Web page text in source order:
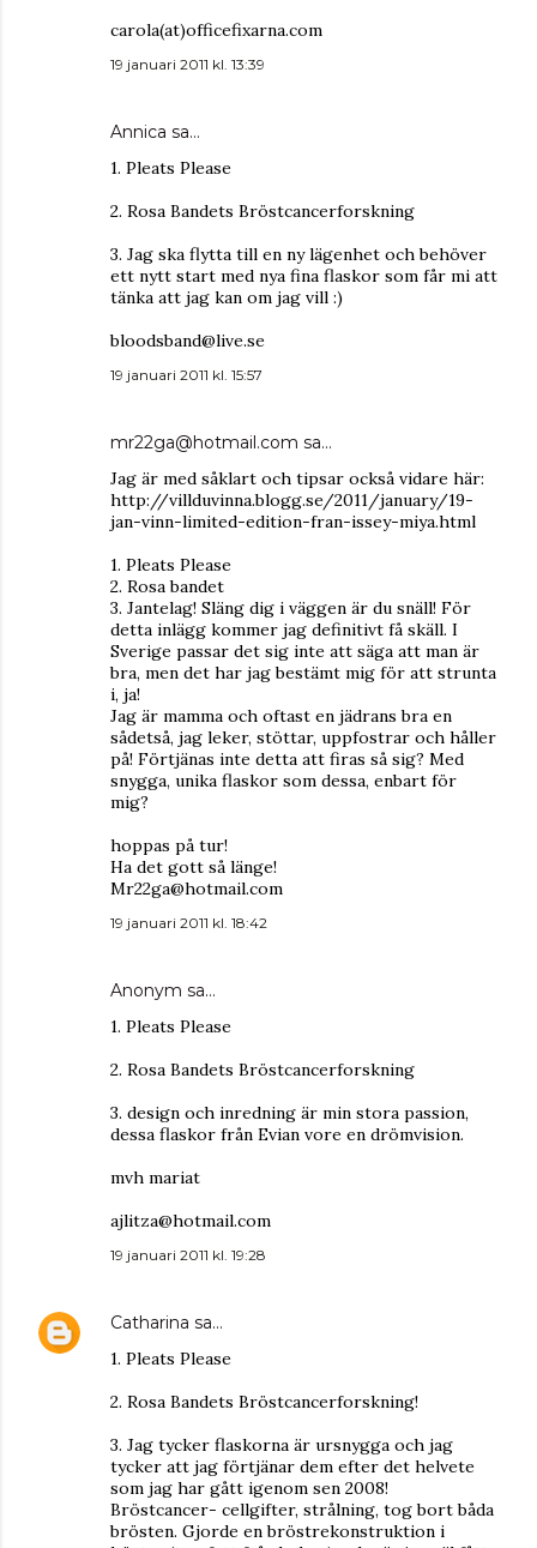
carola(at)officefixarna.com
19 januari 2011 kl. 13:39
Annica sa…
1. Pleats Please
2. Rosa Bandets Bröstcancerforskning
3. Jag ska flytta till en ny lägenhet och behöver
ett nytt start med nya fina flaskor som får mi att
tänka att jag kan om jag vill :)
bloodsband@live.se
19 januari 2011 kl. 15:57
mr22ga@hotmail.com sa…
Jag är med såklart och tipsar också vidare här:
http://villduvinna.blogg.se/2011/january/19-
jan-vinn-limited-edition-fran-issey-miya.html
1. Pleats Please
2. Rosa bandet
3. Jantelag! Släng dig i väggen är du snäll! För
detta inlägg kommer jag definitivt få skäll. I
Sverige passar det sig inte att säga att man är
bra, men det har jag bestämt mig för att strunta
i, ja!
Jag är mamma och oftast en jädrans bra en
sådetså, jag leker, stöttar, uppfostrar och håller
på! Förtjänas inte detta att firas så sig? Med
snygga, unika flaskor som dessa, enbart för
mig?
hoppas på tur!
Ha det gott så länge!
Mr22ga@hotmail.com
19 januari 2011 kl. 18:42
Anonym sa…
1. Pleats Please
2. Rosa Bandets Bröstcancerforskning
3. design och inredning är min stora passion,
dessa flaskor från Evian vore en drömvision.
mvh mariat
ajlitza@hotmail.com
19 januari 2011 kl. 19:28
Catharina sa…
1. Pleats Please
2. Rosa Bandets Bröstcancerforskning!
3. Jag tycker flaskorna är ursnygga och jag
tycker att jag förtjänar dem efter det helvete
som jag har gått igenom sen 2008!
Bröstcancer- cellgifter, strålning, tog bort båda
brösten. Gjorde en bröstrekonstruktion i